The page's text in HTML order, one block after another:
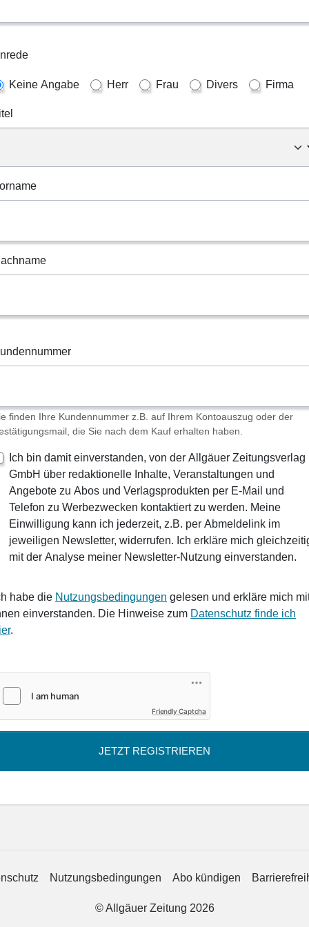
Keine Angabe Herr Frau Divers Firma
finden Ihre Kundennummer z.B. auf Ihrem Kontoauszug oder der
die Sie nach dem Kauf erhalten haben.
Ich bin damit einverstanden, von der Allgäuer Zeitungsverlag
GmbH über redaktionelle Inhalte, Veranstaltungen und
Angebote zu Abos und Verlagsprodukten per E-Mail und
Telefon zu Werbezwecken kontaktiert zu werden. Meine
Einwilligung kann ich jederzeit, z.B. per Abmeldelink im
jeweiligen Newsletter, widerrufen. Ich erkläre mich
mit der Analyse meiner Newsletter-Nutzung einverstanden.
habe die Nutzungsbedingungen gelesen und erkläre mich
einverstanden. Die Hinweise zum Datenschutz finde ich
.
Friendly Captcha
JETZT REGISTRIEREN
Nutzungsbedingungen Abo kündigen
© Allgäuer Zeitung 2026